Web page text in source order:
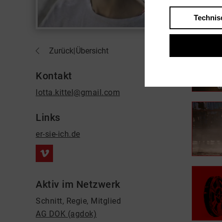
Zurück|Übersicht
Kontakt
lotta.kittel@gmail.com
Links
er-sie-ich.de
Aktiv im Netzwerk
Schnitt, Regie, Mitglied
AG DOK (agdok)
In